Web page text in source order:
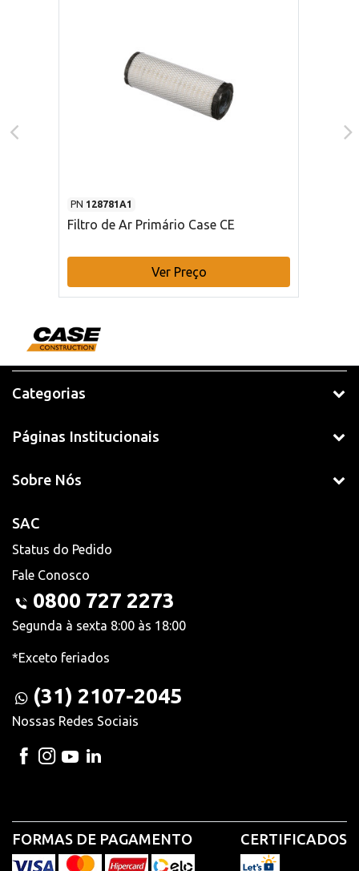
PN 128781A1
Filtro de Ar Primário Case CE
Ver Preço
Categorias
Páginas Institucionais
Sobre Nós
SAC
Status do Pedido
Fale Conosco
0800 727 2273
Segunda à sexta 8:00 às 18:00
*Exceto feriados
(31) 2107-2045
Nossas Redes Sociais
FORMAS DE PAGAMENTO CERTIFICADOS